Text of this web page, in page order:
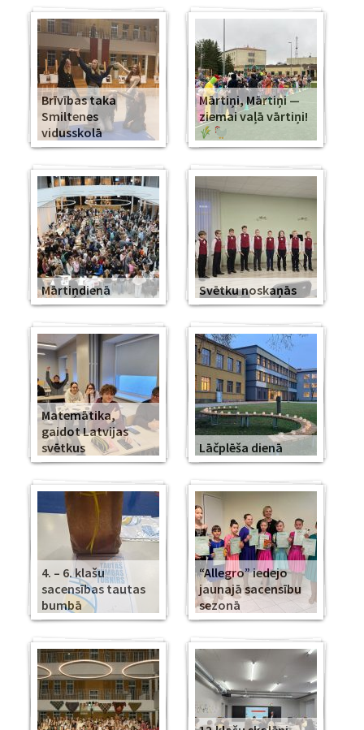
Brīvības taka
Smiltenes
vidusskolā
Mārtiņi, Mārtiņi —
ziemai vaļā vārtiņi!
Mārtiņdienā Svētku noskaņās
Matemātika,
gaidot Latvijas
svētkus
Lāčplēša dienā
4. – 6. klašu
sacensības tautas
bumbā
“Allegro” iedejo
jaunajā sacensību
sezonā